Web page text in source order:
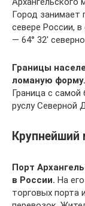
Город занимает
севере России,
— 64° 32′
Границы
ломаную форму.
Граница с
руслу Северной
Крупнейший
Порт
в России. На
торговых порта